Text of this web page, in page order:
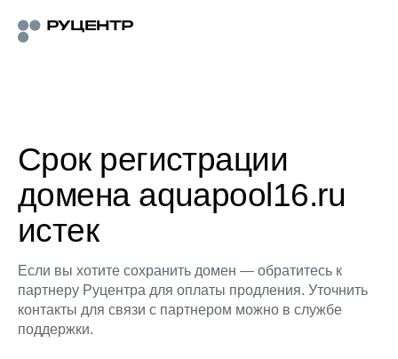
Срок регистрации
домена aquapool16.ru
истек
Если вы хотите сохранить домен — обратитесь к
партнеру Руцентра для оплаты продления. Уточнить
контакты для связи с партнером можно в службе
поддержки.